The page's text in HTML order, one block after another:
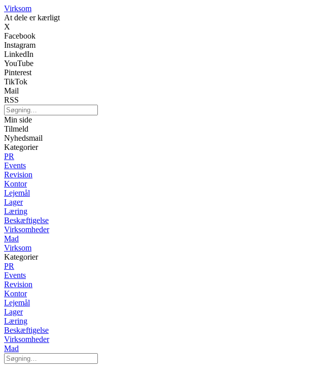
Virksom
At dele er kærligt
X
Facebook
Instagram
LinkedIn
YouTube
Pinterest
TikTok
Mail
RSS
Min side
Tilmeld
Nyhedsmail
Kategorier
PR
Events
Revision
Kontor
Lejemål
Lager
Læring
Beskæftigelse
Virksomheder
Mad
Virksom
Kategorier
PR
Events
Revision
Kontor
Lejemål
Lager
Læring
Beskæftigelse
Virksomheder
Mad